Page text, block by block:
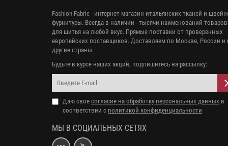
Fashion Fabric - интернет магазин итальянских тканей и
фурнитуры. Всегда в наличии - тысячи наименований товаров
для шитья на любой вкус. Прямые поставки от проверенных
европейских поставщиков. Доставляем по Москве, России и
другие страны.
Будьте в курсе наших акций, подпишитесь на рассылку:
Даю свое согласие на обработку персональных данных в
соответствии с политикой конфиденциальности
МЫ В СОЦИАЛЬНЫХ СЕТЯХ